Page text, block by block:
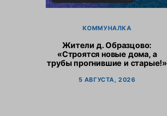
КОММУНАЛКА
Жители д. Образцово:
«Строятся новые дома, а
трубы прогнившие и старые!»
5 АВГУСТА, 2026